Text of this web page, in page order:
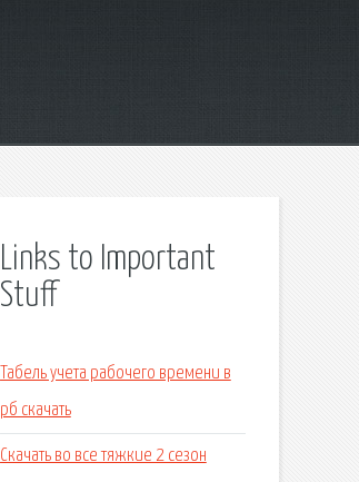
Links to Important
Stuff
Табель учета рабочего времени в
рб скачать
Скачать во все тяжкие 2 сезон